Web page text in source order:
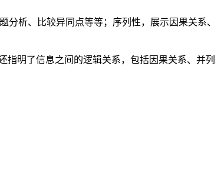
析、比较异同点等等；序列性，展示因果关系、
明了信息之间的逻辑关系，包括因果关系、并列